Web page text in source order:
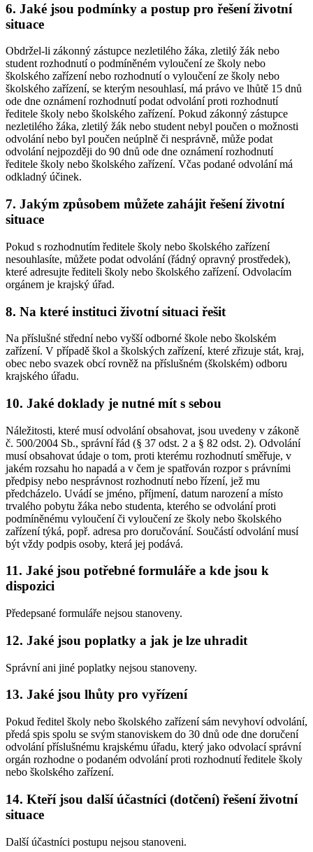
6. Jaké jsou podmínky a postup pro řešení životní
situace
Obdržel-li zákonný zástupce nezletilého žáka, zletilý žák nebo
student rozhodnutí o podmíněném vyloučení ze školy nebo
školského zařízení nebo rozhodnutí o vyloučení ze školy nebo
školského zařízení, se kterým nesouhlasí, má právo ve lhůtě 15 dnů
ode dne oznámení rozhodnutí podat odvolání proti rozhodnutí
ředitele školy nebo školského zařízení. Pokud zákonný zástupce
nezletilého žáka, zletilý žák nebo student nebyl poučen o možnosti
odvolání nebo byl poučen neúplně či nesprávně, může podat
odvolání nejpozději do 90 dnů ode dne oznámení rozhodnutí
ředitele školy nebo školského zařízení. Včas podané odvolání má
odkladný účinek.
7. Jakým způsobem můžete zahájit řešení životní
situace
Pokud s rozhodnutím ředitele školy nebo školského zařízení
nesouhlasíte, můžete podat odvolání (řádný opravný prostředek),
které adresujte řediteli školy nebo školského zařízení. Odvolacím
orgánem je krajský úřad.
8. Na které instituci životní situaci řešit
Na příslušné střední nebo vyšší odborné škole nebo školském
zařízení. V případě škol a školských zařízení, které zřizuje stát, kraj,
obec nebo svazek obcí rovněž na příslušném (školském) odboru
krajského úřadu.
10. Jaké doklady je nutné mít s sebou
Náležitosti, které musí odvolání obsahovat, jsou uvedeny v zákoně
č. 500/2004 Sb., správní řád (§ 37 odst. 2 a § 82 odst. 2). Odvolání
musí obsahovat údaje o tom, proti kterému rozhodnutí směřuje, v
jakém rozsahu ho napadá a v čem je spatřován rozpor s právními
předpisy nebo nesprávnost rozhodnutí nebo řízení, jež mu
předcházelo. Uvádí se jméno, příjmení, datum narození a místo
trvalého pobytu žáka nebo studenta, kterého se odvolání proti
podmíněnému vyloučení či vyloučení ze školy nebo školského
zařízení týká, popř. adresa pro doručování. Součástí odvolání musí
být vždy podpis osoby, která jej podává.
11. Jaké jsou potřebné formuláře a kde jsou k
dispozici
Předepsané formuláře nejsou stanoveny.
12. Jaké jsou poplatky a jak je lze uhradit
Správní ani jiné poplatky nejsou stanoveny.
13. Jaké jsou lhůty pro vyřízení
Pokud ředitel školy nebo školského zařízení sám nevyhoví odvolání,
předá spis spolu se svým stanoviskem do 30 dnů ode dne doručení
odvolání příslušnému krajskému úřadu, který jako odvolací správní
orgán rozhodne o podaném odvolání proti rozhodnutí ředitele školy
nebo školského zařízení.
14. Kteří jsou další účastníci (dotčení) řešení životní
situace
Další účastníci postupu nejsou stanoveni.